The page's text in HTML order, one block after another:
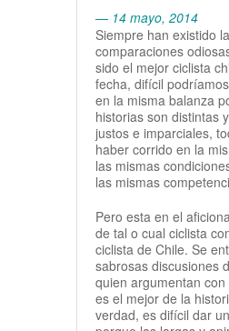
— 14 mayo, 2014
Siempre han existido
comparaciones
sido el mejor ciclista
fecha, difícil
en la misma balanza
historias son distintas
justos e imparciales,
haber corrido en la
las mismas
las mismas
Pero esta en el
de tal o cual ciclista
ciclista de Chile. Se
sabrosas discusiones
quien argumentan
es el mejor de la
verdad, es difícil dar